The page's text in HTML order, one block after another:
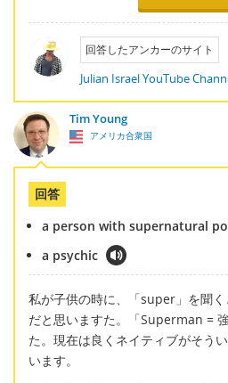
回答したアンカーのサイト
Julian Israel YouTube
Tim Young
アメリカ合衆国
回答
a person with supernatural
a psychic
私が子供の時に、「super」を聞
だと思いますた。「Superman =
た。現在は良くネイティブがそう
います。